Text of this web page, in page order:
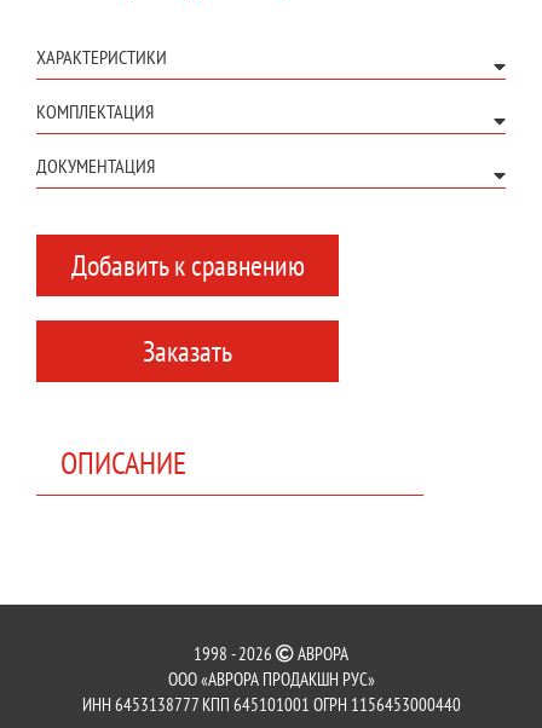
ХАРАКТЕРИСТИКИ
КОМПЛЕКТАЦИЯ
ДОКУМЕНТАЦИЯ
Добавить к сравнению
Заказать
ОПИСАНИЕ
1998 - 2026
АВРОРА
ООО «АВРОРА ПРОДАКШН РУС»
ИНН 6453138777 КПП 645101001 ОГРН 1156453000440